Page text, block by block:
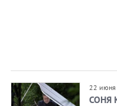
22
СОНЯ